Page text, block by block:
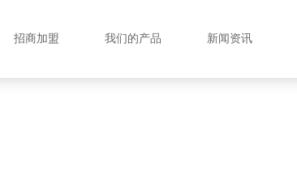
招商加盟 我们的产品 新闻资讯